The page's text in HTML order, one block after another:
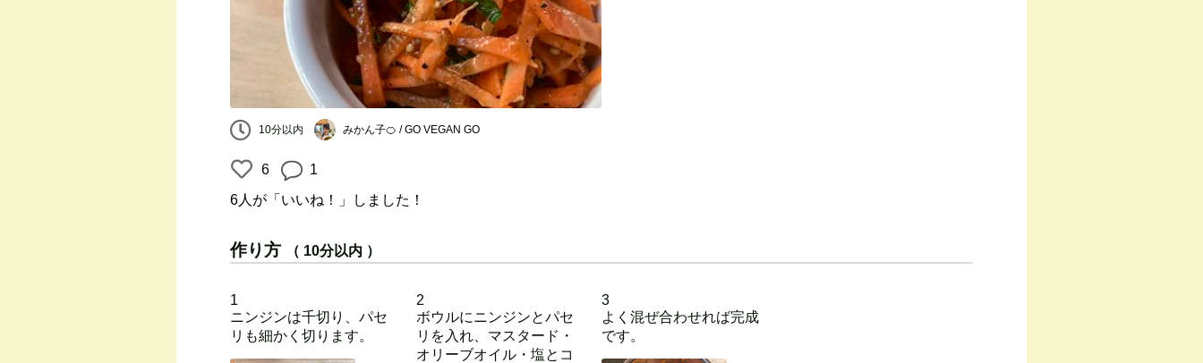
10分以内 みかん子🍊 / GO VEGAN GO
6 1
6人 が「いいね！」しました！
作り方 （ 10分以内 ）
1
ニンジンは千切り、パセ
リも細かく切ります。
2
ボウルにニンジンとパセ
リを入れ、マスタード・
オリーブオイル・塩とコ
3
よく混ぜ合わせれば完成
です。